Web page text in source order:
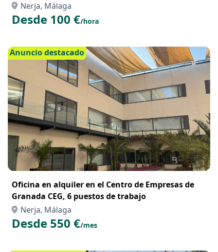
Nerja, Málaga
Desde 100 €/hora
Anuncio destacado
Oficina en alquiler en el Centro de Empresas de
Granada CEG, 6 puestos de trabajo
Nerja, Málaga
Desde 550 €/mes